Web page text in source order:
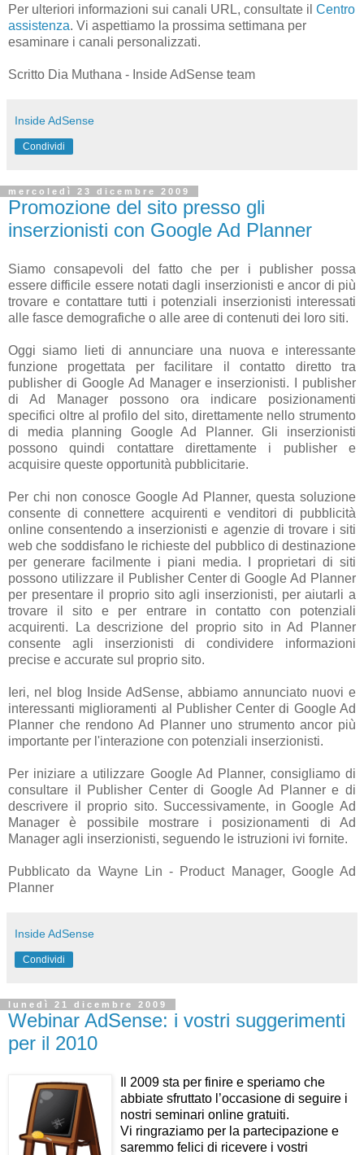
Per ulteriori informazioni sui canali URL, consultate il Centro
assistenza. Vi aspettiamo la prossima settimana per
esaminare i canali personalizzati.
Scritto Dia Muthana - Inside AdSense team
Inside AdSense
Condividi
mercoledì 23 dicembre 2009
Promozione del sito presso gli
inserzionisti con Google Ad Planner
Siamo consapevoli del fatto che per i publisher possa
essere difficile essere notati dagli inserzionisti e ancor di più
trovare e contattare tutti i potenziali inserzionisti interessati
alle fasce demografiche o alle aree di contenuti dei loro siti.
Oggi siamo lieti di annunciare una nuova e interessante
funzione progettata per facilitare il contatto diretto tra
publisher di Google Ad Manager e inserzionisti. I publisher
di Ad Manager possono ora indicare posizionamenti
specifici oltre al profilo del sito, direttamente nello strumento
di media planning Google Ad Planner. Gli inserzionisti
possono quindi contattare direttamente i publisher e
acquisire queste opportunità pubblicitarie.
Per chi non conosce Google Ad Planner, questa soluzione
consente di connettere acquirenti e venditori di pubblicità
online consentendo a inserzionisti e agenzie di trovare i siti
web che soddisfano le richieste del pubblico di destinazione
per generare facilmente i piani media. I proprietari di siti
possono utilizzare il Publisher Center di Google Ad Planner
per presentare il proprio sito agli inserzionisti, per aiutarli a
trovare il sito e per entrare in contatto con potenziali
acquirenti. La descrizione del proprio sito in Ad Planner
consente agli inserzionisti di condividere informazioni
precise e accurate sul proprio sito.
Ieri, nel blog Inside AdSense, abbiamo annunciato nuovi e
interessanti miglioramenti al Publisher Center di Google Ad
Planner che rendono Ad Planner uno strumento ancor più
importante per l'interazione con potenziali inserzionisti.
Per iniziare a utilizzare Google Ad Planner, consigliamo di
consultare il Publisher Center di Google Ad Planner e di
descrivere il proprio sito. Successivamente, in Google Ad
Manager è possibile mostrare i posizionamenti di Ad
Manager agli inserzionisti, seguendo le istruzioni ivi fornite.
Pubblicato da Wayne Lin - Product Manager, Google Ad
Planner
Inside AdSense
Condividi
lunedì 21 dicembre 2009
Webinar AdSense: i vostri suggerimenti
per il 2010
Il 2009 sta per finire e speriamo che
abbiate sfruttato l’occasione di seguire i
nostri seminari online gratuiti.
Vi ringraziamo per la partecipazione e
saremmo felici di ricevere i vostri